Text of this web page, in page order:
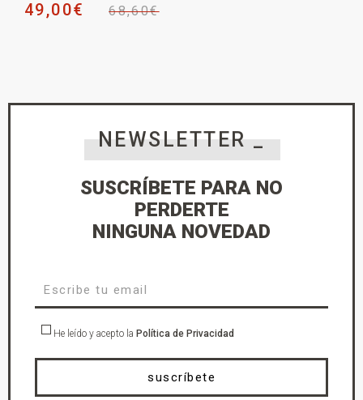
68,60€
49,00€
NEWSLETTER _
SUSCRÍBETE PARA NO
PERDERTE
NINGUNA NOVEDAD
He leído y acepto la Política de Privacidad
suscríbete